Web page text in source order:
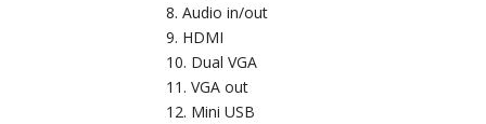
Audio in/out
HDMI
Dual VGA
VGA out
Mini USB